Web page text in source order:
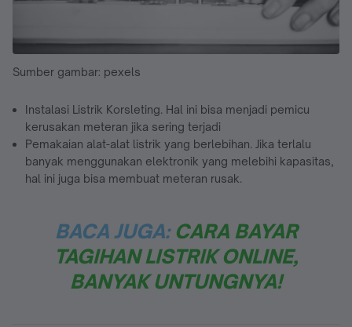
Sumber gambar: pexels
Instalasi Listrik Korsleting. Hal ini bisa menjadi pemicu
kerusakan meteran jika sering terjadi
Pemakaian alat-alat listrik yang berlebihan. Jika terlalu
banyak menggunakan elektronik yang melebihi kapasitas,
hal ini juga bisa membuat meteran rusak.
BACA JUGA: CARA BAYAR
TAGIHAN LISTRIK ONLINE,
BANYAK UNTUNGNYA!